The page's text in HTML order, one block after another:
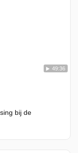
49:36
bij de